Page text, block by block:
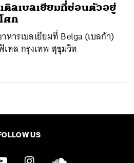
ติลเบลเยียมที่ซ่อนตัวอยู่
ศก
หารเบลเยียมที่ Belga (เบลก้า)
เทล กรุงเทพ สุขุมวิท
US